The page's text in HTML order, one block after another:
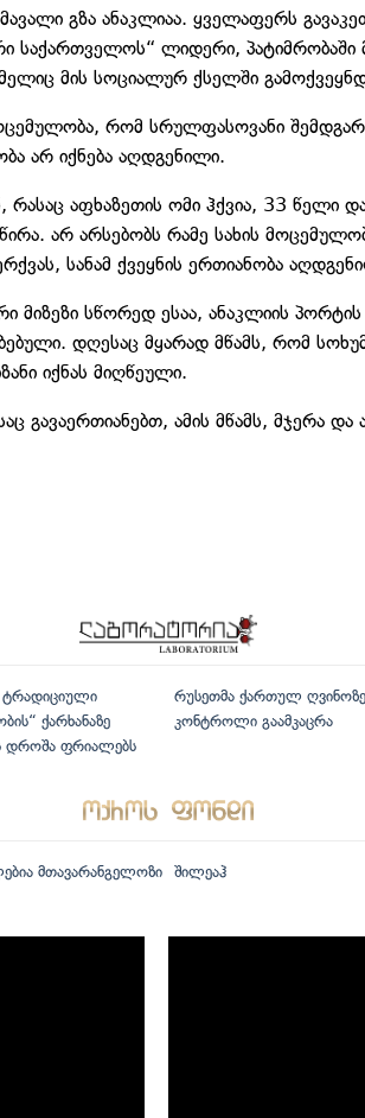
გზა ანაკლიაა. ყველაფერს
საქართველოს“ ლიდერი, პატიმრობაში
მის სოციალურ ქსელში
რომ სრულფასოვანი
არ იქნება აღდგენილი.
რასაც აფხაზეთის ომი ჰქვია, 33 წელი
არ არსებობს რამე სახის
სანამ ქვეყნის ერთიანობა
მიზეზი სწორედ ესაა, ანაკლიის
დღესაც მყარად მწამს, რომ
იქნას მიღწეული.
გავაერთიანებთ, ამის მწამს, მჯერა და
ტრადიციული
ქარხანაზე
დროშა ფრიალებს
რუსეთმა ქართულ ღვინოზე
კონტროლი გაამკაცრა
მთავარანგელოზი შილეაჰ